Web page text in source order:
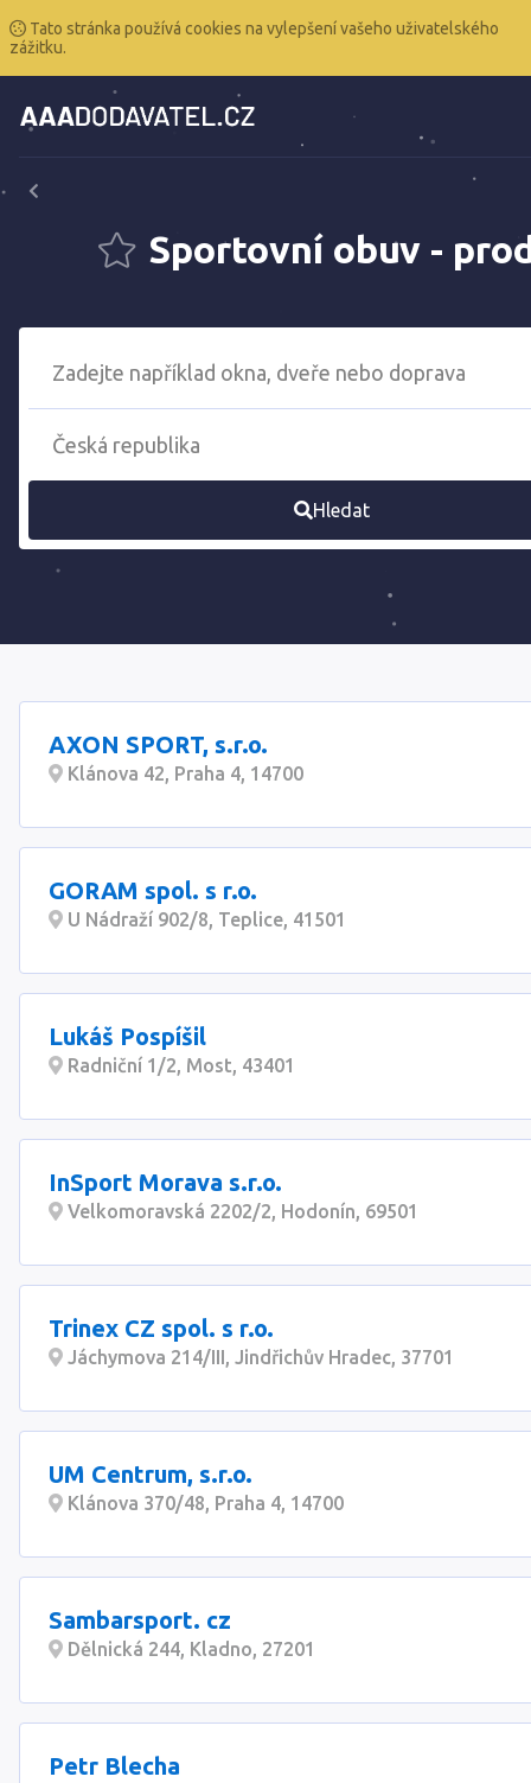
Tato stránka používá cookies na vylepšení vašeho uživatelského
zážitku.
Sportovní obuv -
Hledat
AXON SPORT, s.r.o.
Klánova 42, Praha 4, 14700
GORAM spol. s r.o.
U Nádraží 902/8, Teplice, 41501
Lukáš Pospíšil
Radniční 1/2, Most, 43401
InSport Morava s.r.o.
Velkomoravská 2202/2, Hodonín, 69501
Trinex CZ spol. s r.o.
Jáchymova 214/III, Jindřichův Hradec, 37701
UM Centrum, s.r.o.
Klánova 370/48, Praha 4, 14700
Sambarsport. cz
Dělnická 244, Kladno, 27201
Petr Blecha